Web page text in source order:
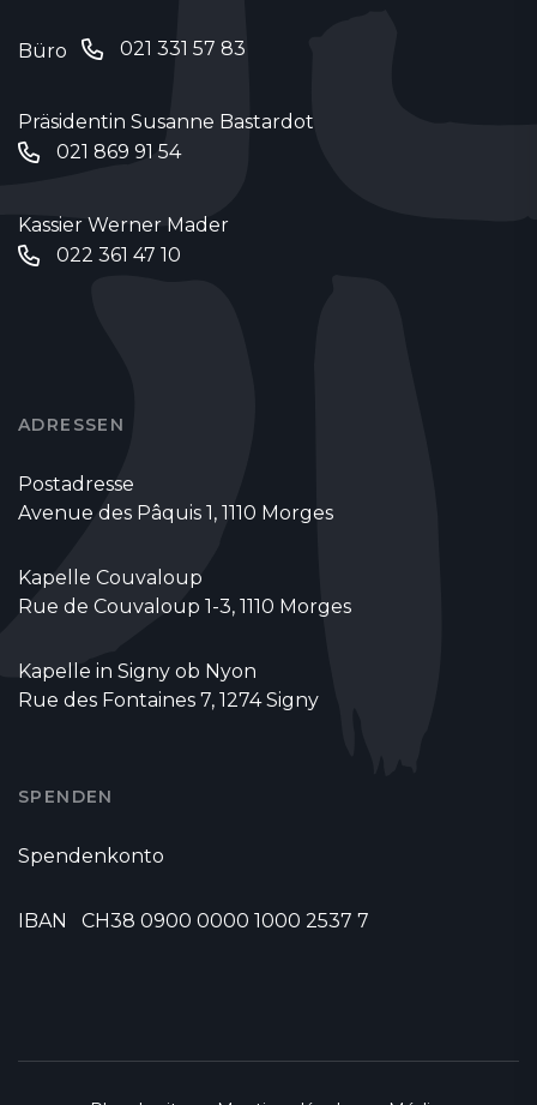
Büro 021 331 57 83
Präsidentin Susanne Bastardot
021 869 91 54
Kassier Werner Mader
022 361 47 10
ADRESSEN
Postadresse
Avenue des Pâquis 1, 1110 Morges
Kapelle Couvaloup
Rue de Couvaloup 1-3, 1110 Morges
Kapelle in Signy ob Nyon
Rue des Fontaines 7, 1274 Signy
SPENDEN
Spendenkonto
IBAN CH38 0900 0000 1000 2537 7